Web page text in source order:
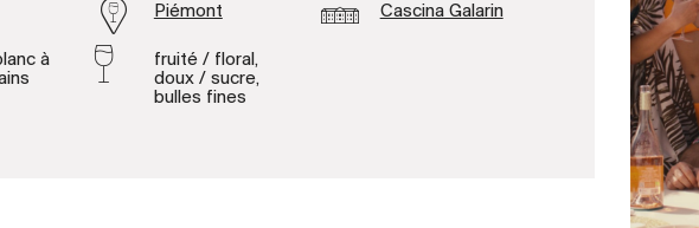
Piémont Cascina Galarin
à
fruité / floral,
doux / sucre,
bulles fines